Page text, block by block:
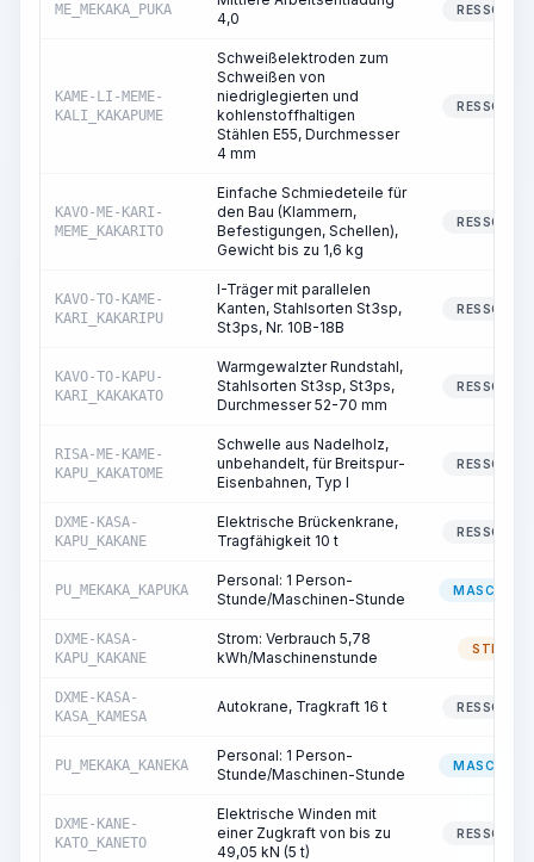
ME_MEKAKA_PUKA
4,0
KAME-LI-MEME-
KALI_KAKAPUME
Schweißelektroden zum
Schweißen von
niedriglegierten und
kohlenstoffhaltigen
Stählen E55, Durchmesser
4 mm
KAVO-ME-KARI-
MEME_KAKARITO
Einfache Schmiedeteile für
den Bau (Klammern,
Befestigungen, Schellen),
Gewicht bis zu 1,6 kg
KAVO-TO-KAME-
KARI_KAKARIPU
I-Träger mit parallelen
Kanten, Stahlsorten St3sp,
St3ps, Nr. 10B-18B
KAVO-TO-KAPU-
KARI_KAKAKATO
Warmgewalzter Rundstahl,
Stahlsorten St3sp, St3ps,
Durchmesser 52-70 mm
RISA-ME-KAME-
KAPU_KAKATOME
Schwelle aus Nadelholz,
unbehandelt, für Breitspur-
Eisenbahnen, Typ I
DXME-KASA-
KAPU_KAKANE
Elektrische Brückenkrane,
Tragfähigkeit 10 t
PU_MEKAKA_KAPUKA
Personal: 1 Person-
Stunde/Maschinen-Stunde
DXME-KASA-
KAPU_KAKANE
Strom: Verbrauch 5,78
kWh/Maschinenstunde
STROM
DXME-KASA-
KASA_KAMESA
Autokrane, Tragkraft 16 t
PU_MEKAKA_KANEKA
Personal: 1 Person-
Stunde/Maschinen-Stunde
DXME-KANE-
KATO_KANETO
Elektrische Winden mit
einer Zugkraft von bis zu
49,05 kN (5 t)